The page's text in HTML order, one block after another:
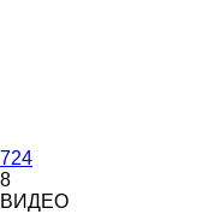
724
8
ВИДЕО